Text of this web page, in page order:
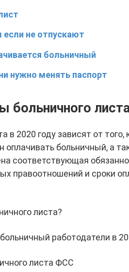
если не отпускают
больничный
нужно менять паспорт
больничного
в 2020 году зависят от
больничный, а
соответствующая
правоотношений и сроки
листа?
работодатели в
листа ФСС